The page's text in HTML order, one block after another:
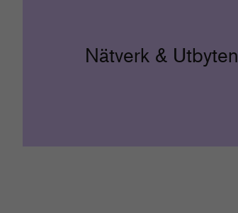
Nätverk & Utbyten